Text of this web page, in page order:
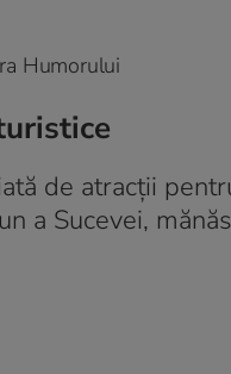
Humorului
de atracții
a Sucevei,